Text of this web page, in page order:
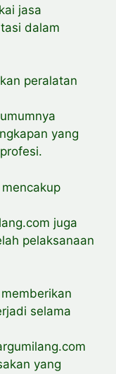
jasa
dalam
peralatan
yang
juga
pelaksanaan
selama
yang